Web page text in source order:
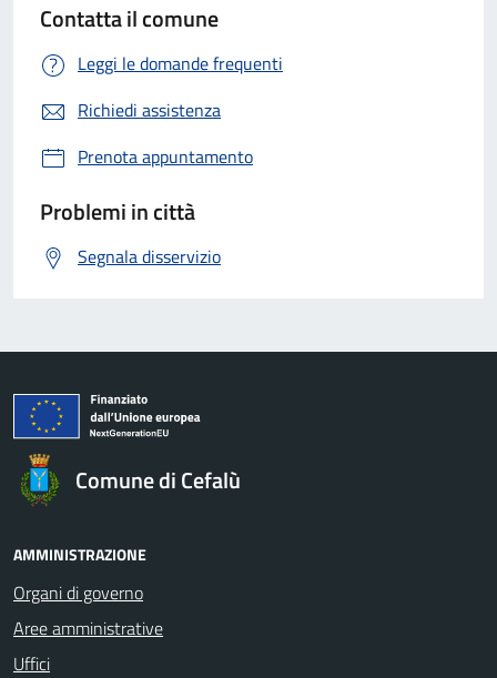
Contatta il comune
Leggi le domande frequenti
Richiedi assistenza
Prenota appuntamento
Problemi in città
Segnala disservizio
Comune di Cefalù
AMMINISTRAZIONE
Organi di governo
Aree amministrative
Uffici